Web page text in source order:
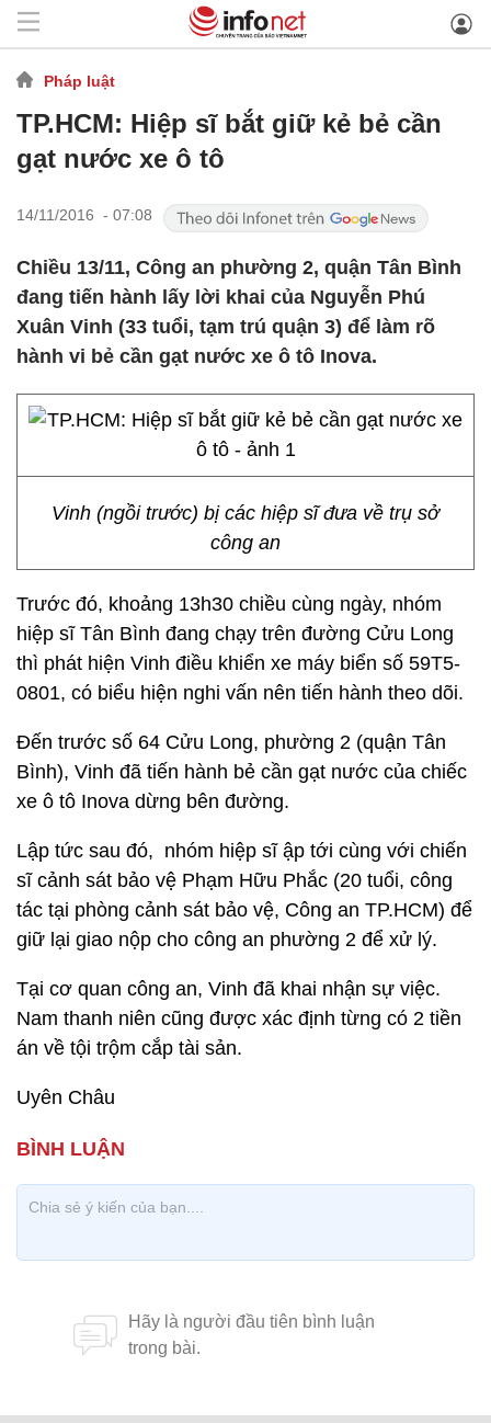
Pháp luật
TP.HCM: Hiệp sĩ bắt giữ kẻ bẻ cần
gạt nước xe ô tô
14/11/2016 - 07:08
Chiều 13/11, Công an phường 2, quận Tân Bình
đang tiến hành lấy lời khai của Nguyễn Phú
Xuân Vinh (33 tuổi, tạm trú quận 3) để làm rõ
hành vi bẻ cần gạt nước xe ô tô Inova.
Vinh (ngồi trước) bị các hiệp sĩ đưa về trụ sở
công an
Trước đó, khoảng 13h30 chiều cùng ngày, nhóm
hiệp sĩ Tân Bình đang chạy trên đường Cửu Long
thì phát hiện Vinh điều khiển xe máy biển số 59T5-
0801, có biểu hiện nghi vấn nên tiến hành theo dõi.
Đến trước số 64 Cửu Long, phường 2 (quận Tân
Bình), Vinh đã tiến hành bẻ cần gạt nước của chiếc
xe ô tô Inova dừng bên đường.
Lập tức sau đó, nhóm hiệp sĩ ập tới cùng với chiến
sĩ cảnh sát bảo vệ Phạm Hữu Phắc (20 tuổi, công
tác tại phòng cảnh sát bảo vệ, Công an TP.HCM) để
giữ lại giao nộp cho công an phường 2 để xử lý.
Tại cơ quan công an, Vinh đã khai nhận sự việc.
Nam thanh niên cũng được xác định từng có 2 tiền
án về tội trộm cắp tài sản.
Uyên Châu